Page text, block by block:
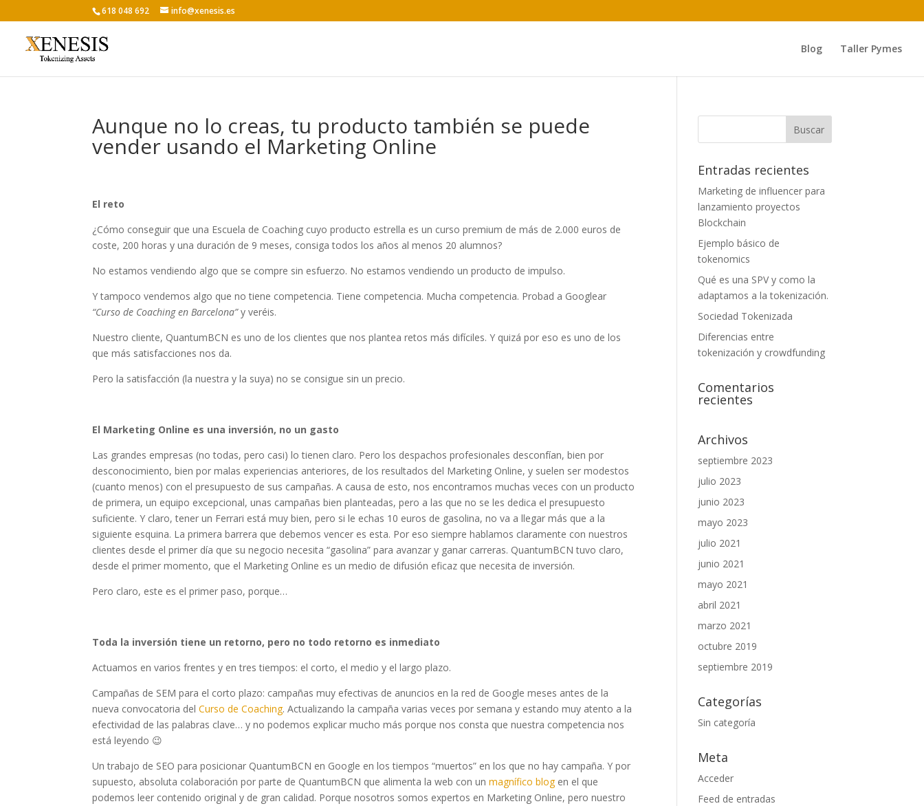
618 048 692 info@xenesis.es
Blog Taller Pymes
Aunque no lo creas, tu producto también se puede
vender usando el Marketing Online
El reto
¿Cómo conseguir que una Escuela de Coaching cuyo producto estrella es un curso premium de más de 2.000 euros de
coste, 200 horas y una duración de 9 meses, consiga todos los años al menos 20 alumnos?
No estamos vendiendo algo que se compre sin esfuerzo. No estamos vendiendo un producto de impulso.
Y tampoco vendemos algo que no tiene competencia. Tiene competencia. Mucha competencia. Probad a Googlear
“Curso de Coaching en Barcelona”y veréis.
Nuestro cliente, QuantumBCN es uno de los clientes que nos plantea retos más difíciles. Y quizá por eso es uno de los
que más satisfacciones nos da.
Pero la satisfacción (la nuestra y la suya) no se consigue sin un precio.
El Marketing Online es una inversión, no un gasto
Las grandes empresas (no todas, pero casi) lo tienen claro. Pero los despachos profesionales desconfían, bien por
desconocimiento, bien por malas experiencias anteriores, de los resultados del Marketing Online, y suelen ser modestos
(cuanto menos) con el presupuesto de sus campañas. A causa de esto, nos encontramos muchas veces con un producto
de primera, un equipo excepcional, unas campañas bien planteadas, pero a las que no se les dedica el presupuesto
suficiente. Y claro, tener un Ferrari está muy bien, pero si le echas 10 euros de gasolina, no va a llegar más que a la
siguiente esquina. La primera barrera que debemos vencer es esta. Por eso siempre hablamos claramente con nuestros
clientes desde el primer día que su negocio necesita “gasolina” para avanzar y ganar carreras. QuantumBCN tuvo claro,
desde el primer momento, que el Marketing Online es un medio de difusión eficaz que necesita de inversión.
Pero claro, este es el primer paso, porque…
Toda la inversión tiene un retorno, pero no todo retorno es inmediato
Actuamos en varios frentes y en tres tiempos: el corto, el medio y el largo plazo.
Campañas de SEM para el corto plazo: campañas muy efectivas de anuncios en la red de Google meses antes de la
nueva convocatoria delCurso de Coaching. Actualizando la campaña varias veces por semana y estando muy atento a la
efectividad de las palabras clave… y no podemos explicar mucho más porque nos consta que nuestra competencia nos
está leyendo 😉
Un trabajo de SEO para posicionar QuantumBCN en Google en los tiempos “muertos” en los que no hay campaña. Y por
supuesto, absoluta colaboración por parte de QuantumBCN que alimenta la web con unmagnífico blogen el que
podemos leer contenido original y de gran calidad. Porque nosotros somos expertos en Marketing Online, pero nuestro
Entradas recientes
Marketing de influencer para
lanzamiento proyectos
Blockchain
Ejemplo básico de
tokenomics
Qué es una SPV y como la
adaptamos a la tokenización.
Sociedad Tokenizada
Diferencias entre
tokenización y crowdfunding
Comentarios
recientes
Archivos
septiembre 2023
julio 2023
junio 2023
mayo 2023
julio 2021
junio 2021
mayo 2021
abril 2021
marzo 2021
octubre 2019
septiembre 2019
Categorías
Sin categoría
Meta
Acceder
Feed de entradas